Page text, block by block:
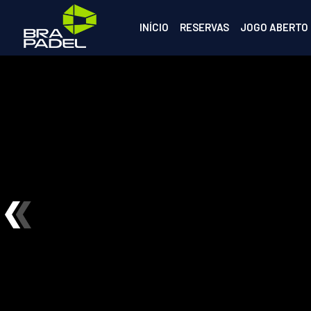
INÍCIO RESERVAS JOGO ABERTO